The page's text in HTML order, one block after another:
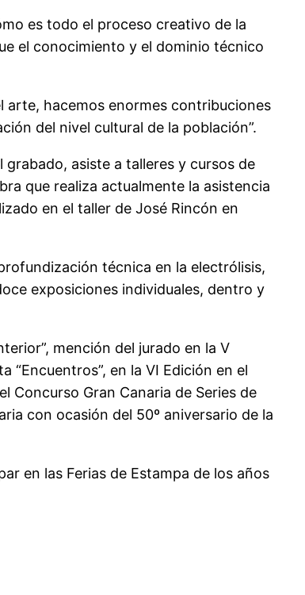
es todo el proceso creativo de la
el conocimiento y el dominio técnico
arte, hacemos enormes contribuciones
del nivel cultural de la población”.
grabado, asiste a talleres y cursos de
que realiza actualmente la asistencia
en el taller de José Rincón en
técnica en la electrólisis,
exposiciones individuales, dentro y
mención del jurado en la V
en la VI Edición en el
Concurso Gran Canaria de Series de
con ocasión del 50º aniversario de la
en las Ferias de Estampa de los años